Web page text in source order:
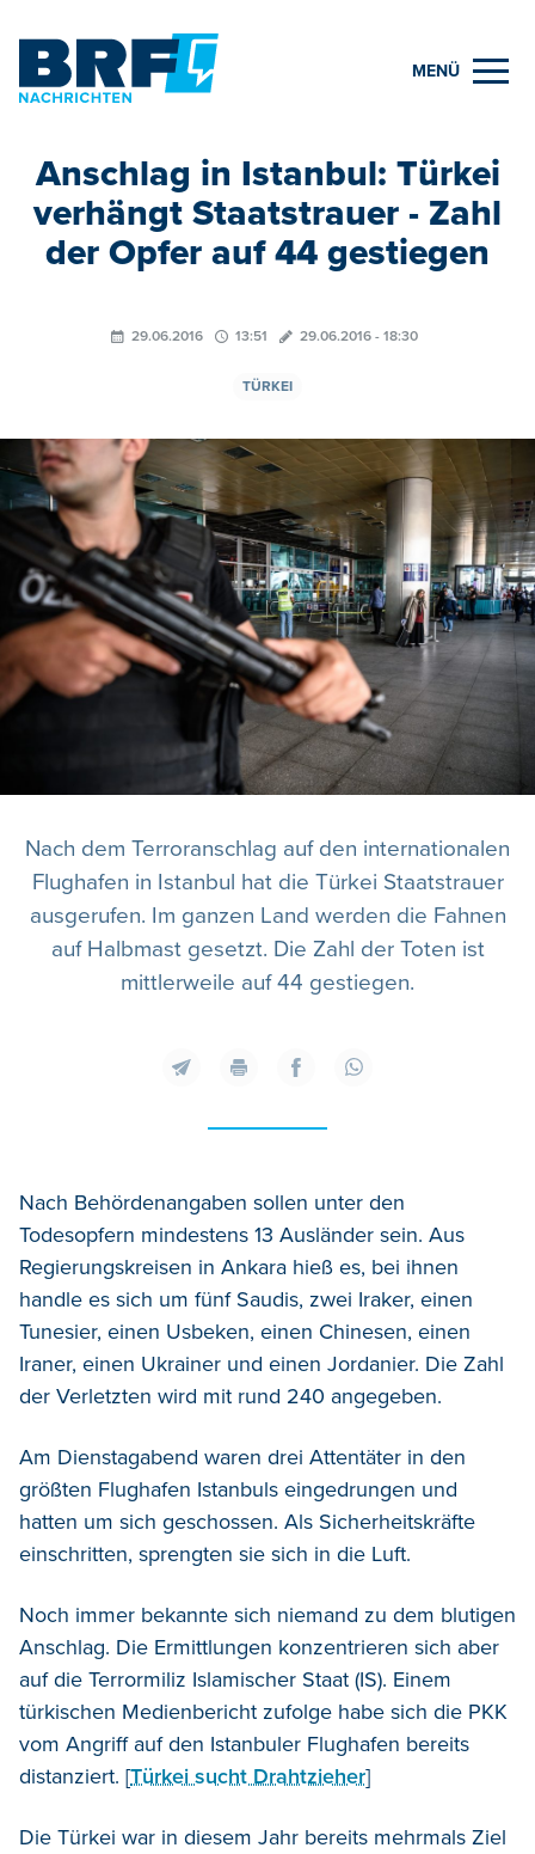
MENÜ
Anschlag in Istanbul: Türkei
verhängt Staatstrauer - Zahl
der Opfer auf 44 gestiegen
29.06.2016 13:51 29.06.2016 - 18:30
TÜRKEI
Nach dem Terroranschlag auf den internationalen
Flughafen in Istanbul hat die Türkei Staatstrauer
ausgerufen. Im ganzen Land werden die Fahnen
auf Halbmast gesetzt. Die Zahl der Toten ist
mittlerweile auf 44 gestiegen.
Nach Behördenangaben sollen unter den
Todesopfern mindestens 13 Ausländer sein. Aus
Regierungskreisen in Ankara hieß es, bei ihnen
handle es sich um fünf Saudis, zwei Iraker, einen
Tunesier, einen Usbeken, einen Chinesen, einen
Iraner, einen Ukrainer und einen Jordanier. Die Zahl
der Verletzten wird mit rund 240 angegeben.
Am Dienstagabend waren drei Attentäter in den
größten Flughafen Istanbuls eingedrungen und
hatten um sich geschossen. Als Sicherheitskräfte
einschritten, sprengten sie sich in die Luft.
Noch immer bekannte sich niemand zu dem blutigen
Anschlag. Die Ermittlungen konzentrieren sich aber
auf die Terrormiliz Islamischer Staat (IS). Einem
türkischen Medienbericht zufolge habe sich die PKK
vom Angriff auf den Istanbuler Flughafen bereits
distanziert. [Türkei sucht Drahtzieher]
Die Türkei war in diesem Jahr bereits mehrmals Ziel